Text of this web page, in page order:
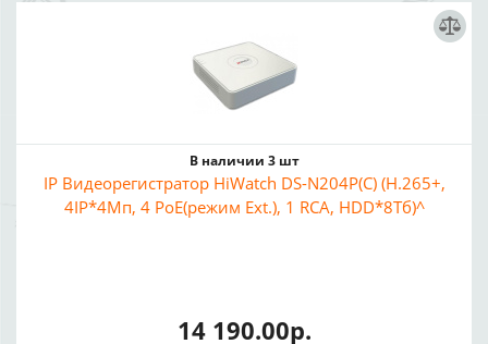
В наличии 3 шт
IP Видеорегистратор HiWatch DS-N204P(C) (H.265+,
4IP*4Мп, 4 PoE(режим Ext.), 1 RCA, HDD*8Тб)^
14 190.00р.